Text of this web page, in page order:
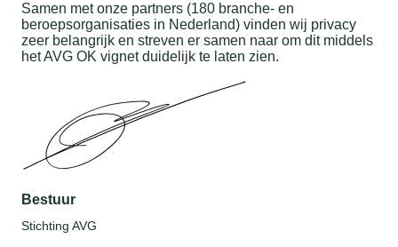
Samen met onze partners (180 branche- en
beroepsorganisaties in Nederland) vinden wij privacy
zeer belangrijk en streven er samen naar om dit middels
het AVG OK vignet duidelijk te laten zien.
Bestuur
Stichting AVG